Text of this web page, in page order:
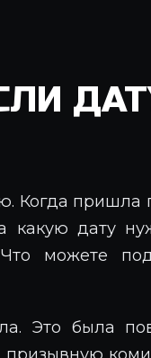
Когда пришла
какую дату
можете
Это была